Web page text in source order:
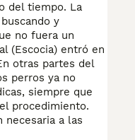
del tiempo. La
y
no fuera un
(Escocia) entró en
otras partes del
perros ya no
siempre que
procedimiento.
necesaria a las